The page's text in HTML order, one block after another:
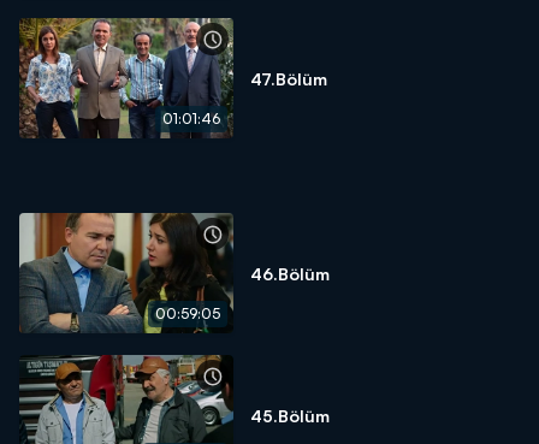
01:01:46
47.Bölüm
00:59:05
46.Bölüm
45.Bölüm